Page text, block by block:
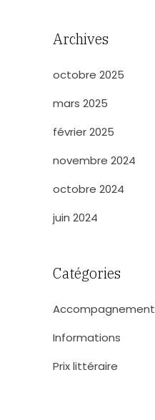
Archives
octobre 2025
mars 2025
février 2025
novembre 2024
octobre 2024
juin 2024
Catégories
Accompagnement
Informations
Prix littéraire